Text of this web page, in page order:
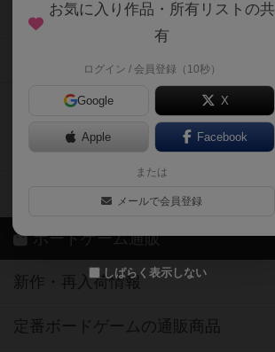
お気に入り作品・所有リストの共
有
ログイン / 会員登録（10秒）
Google X
Apple Facebook
または
メールで会員登録
しばらく表示しない
メカニクス特集
掲示板・トピックス
ボドとも・会員一覧
ボードゲーム業界コラム
ボドゲーマご利用案内
ボードゲーム通販
新作・再入荷情報
定番ボードゲームの通販商品